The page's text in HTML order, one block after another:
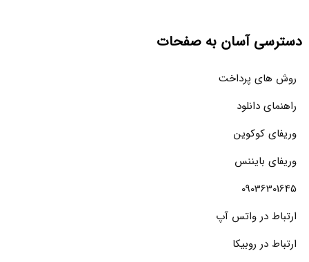
دسترسی آسان به صفحات
روش های پرداخت
راهنمای دانلود
وریفای کوکوین
وریفای بایننس
09036301645
ارتباط در واتس آپ
ارتباط در روبیکا